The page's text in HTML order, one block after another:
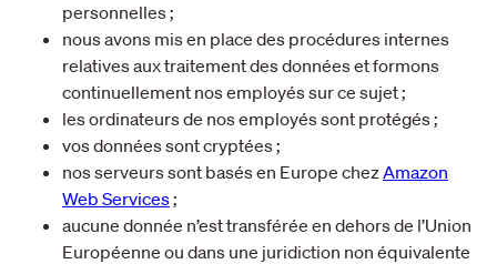
personnelles ;
nous avons mis en place des procédures internes
relatives aux traitement des données et formons
continuellement nos employés sur ce sujet ;
les ordinateurs de nos employés sont protégés ;
vos données sont cryptées ;
nos serveurs sont basés en Europe chezAmazon
Web Services;
aucune donnée n’est transférée en dehors de l’Union
Européenne ou dans une juridiction non équivalente